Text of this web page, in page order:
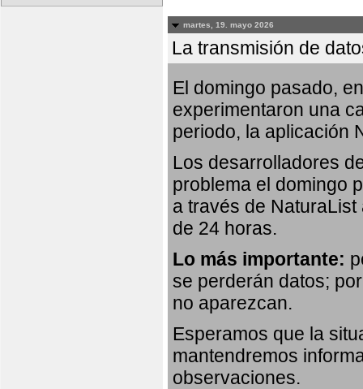
martes, 19. mayo 2026
La transmisión de
El domingo pasado,
experimentaron una
periodo, la aplicación
Los desarrolladores
problema el domingo
a través de
de 24 horas.
Lo más importante:
se perderán datos;
no aparezcan.
Esperamos que la
mantendremos
observaciones.